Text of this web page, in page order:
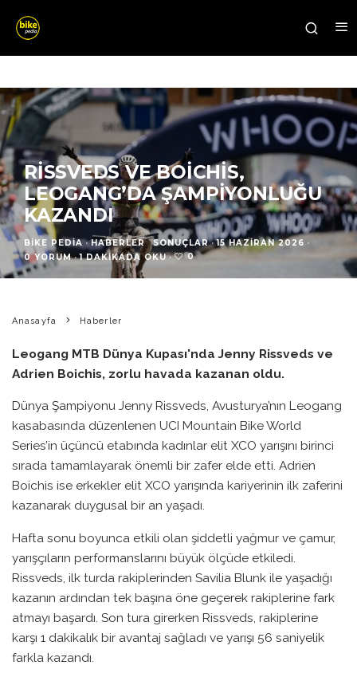
RISSVEDS VE BOICHIS,
LEOGANG’DA ŞAMPIYONLUĞU
KAZANDI
BIKE PEDIA · HABERLER SONUÇLAR · 15 HAZIRAN 2026 ·
0 YORUM · 1 DAKIKADA OKU · 0
Anasayfa Haberler
Leogang MTB Dünya Kupası'nda Jenny Rissveds ve
Adrien Boichis, zorlu havada kazanan oldu.
Dünya Şampiyonu Jenny Rissveds, Avusturya’nın Leogang
kasabasında düzenlenen UCI Mountain Bike World
Series’in üçüncü etabında kadınlar elit XCO yarışını birinci
sırada tamamlayarak önemli bir zafer elde etti. Adrien
Boichis ise erkekler elit XCO yarışında kariyerinin ilk zaferini
kazanarak duygusal bir an yaşadı.
Hafta sonu boyunca etkili olan şiddetli yağmur ve çamur,
yarışçıların performanslarını büyük ölçüde etkiledi.
Rissveds, ilk turda rakiplerinden Savilia Blunk ile yaşadığı
kazanın ardından tek başına öne geçerek rakiplerine fark
atmayı başardı. Son tura girerken Rissveds, rakiplerine
karşı 1 dakikalık bir avantaj sağladı ve yarışı 56 saniyelik
farkla kazandı.